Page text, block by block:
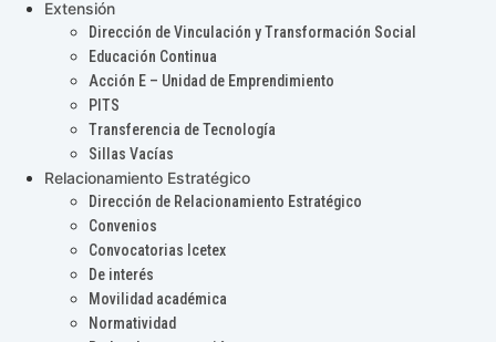
Extensión
Dirección de Vinculación y Transformación Social
Educación Continua
Acción E – Unidad de Emprendimiento
PITS
Transferencia de Tecnología
Sillas Vacías
Relacionamiento Estratégico
Dirección de Relacionamiento Estratégico
Convenios
Convocatorias Icetex
De interés
Movilidad académica
Normatividad